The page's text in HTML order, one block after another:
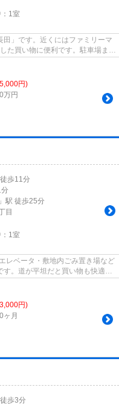
1室
」です。近くにはファミリーマ
た買い物に便利です。駐車場まで
円)
万円
徒歩11分
分
」駅 徒歩25分
目
1室
レベータ・敷地内ごみ置き場など
。道が平坦だと買い物も快適に
円)
ヶ月
徒歩3分